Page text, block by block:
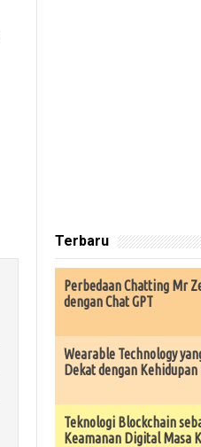
Terbaru
Perbedaan Chatting Mr
dengan Chat GPT
Wearable Technology
Dekat dengan
Teknologi Blockchain
Keamanan Digital Masa